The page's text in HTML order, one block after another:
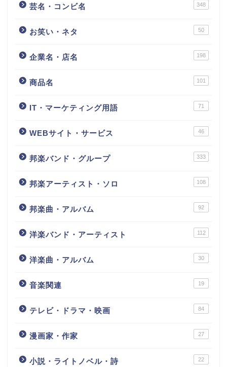
芸名・コンビ名 348
お笑い・ネタ 50
企業名・店名 198
商品名 101
IT・マーケティング用語 71
WEBサイト・サービス 46
邦楽バンド・グループ 333
邦楽アーティスト・ソロ 108
邦楽曲・アルバム 92
洋楽バンド・アーティスト 112
洋楽曲・アルバム 30
音楽関連 19
テレビ・ドラマ・映画 84
漫画家・作家 27
小説・ライトノベル・詩 22